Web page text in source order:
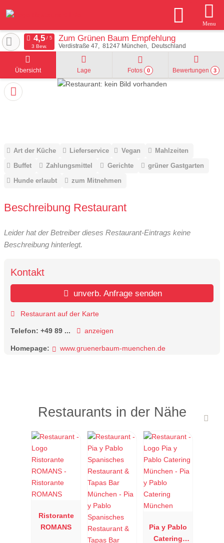
Menu
Zum Grünen Baum Empfehlung
Verdistraße 47 81247 München Deutschland
3 Bew.
Übersicht Lage Fotos 0 Bewertungen 3
Art der Küche Lieferservice Vegan
Mahlzeiten
Buffet
Zahlungsmittel Gerichte
grüner Gastgarten
Hunde erlaubt
zum Mitnehmen
Beschreibung Restaurant
Leider hat der Betreiber dieses Restaurant-Eintrags keine
Beschreibung hinterlegt.
Kontakt
unverb. Anfrage senden
Restaurant auf der Karte
Telefon: +49 89 ... anzeigen
Homepage: www.gruenerbaum-muenchen.de
Restaurants in der Nähe
Ristorante
ROMANS
Pia y Pablo
Catering